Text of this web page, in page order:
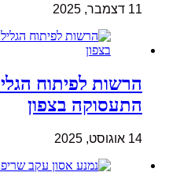
11 דצמבר, 2025
הרשות לפיתוח
התעסוקה בצפון
14 אוגוסט, 2025